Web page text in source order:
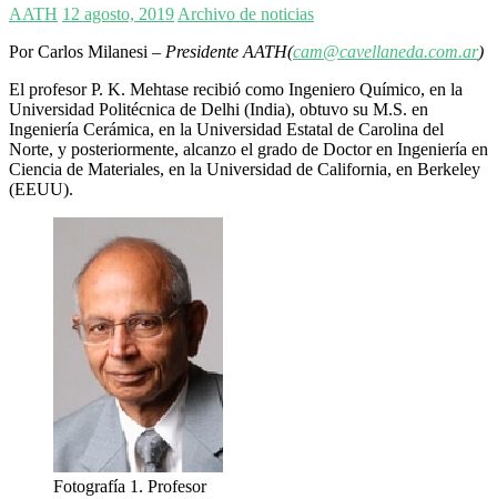
AATH 12 agosto, 2019 Archivo de noticias
Por Carlos Milanesi – Presidente AATH(cam@cavellaneda.com.ar)
El profesor P. K. Mehtase recibió como Ingeniero Químico, en la
Universidad Politécnica de Delhi (India), obtuvo su M.S. en
Ingeniería Cerámica, en la Universidad Estatal de Carolina del
Norte, y posteriormente, alcanzo el grado de Doctor en Ingeniería en
Ciencia de Materiales, en la Universidad de California, en Berkeley
(EEUU).
Fotografía 1. Profesor